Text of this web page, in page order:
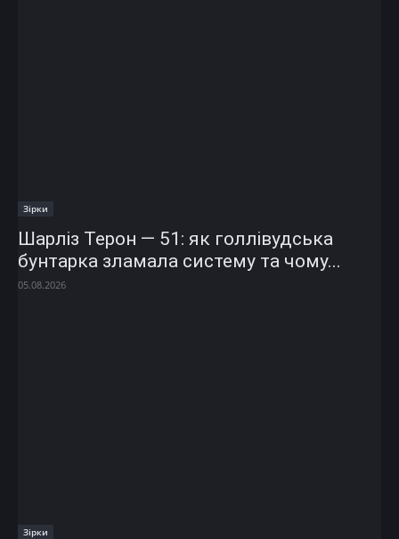
Зірки
Шарліз Терон — 51: як голлівудська
бунтарка зламала систему та чому...
05.08.2026
Зірки